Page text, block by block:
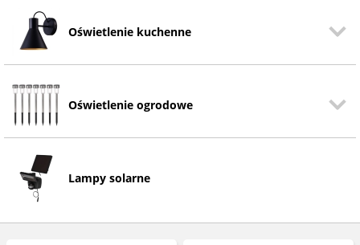
Oświetlenie kuchenne
Oświetlenie ogrodowe
Lampy solarne